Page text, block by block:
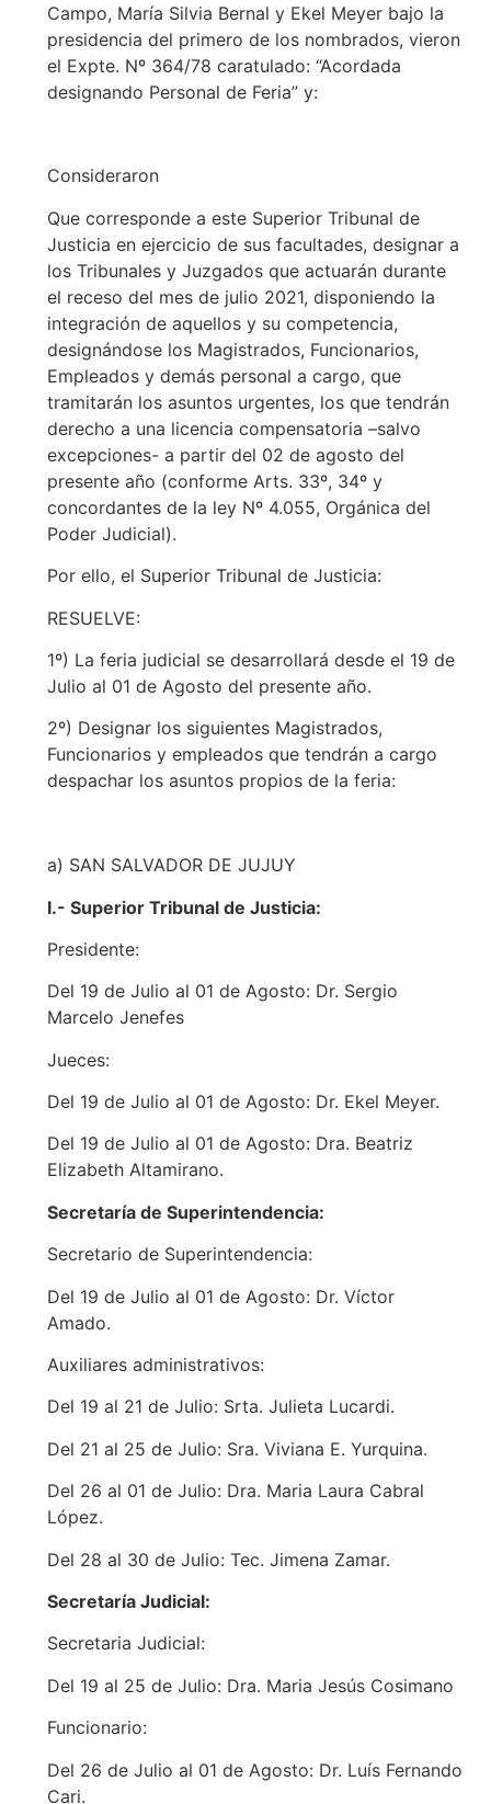
Campo, María Silvia Bernal y Ekel Meyer bajo la
presidencia del primero de los nombrados, vieron
el Expte. Nº 364/78 caratulado: “Acordada
designando Personal de Feria” y:
Consideraron
Que corresponde a este Superior Tribunal de
Justicia en ejercicio de sus facultades, designar a
los Tribunales y Juzgados que actuarán durante
el receso del mes de julio 2021, disponiendo la
integración de aquellos y su competencia,
designándose los Magistrados, Funcionarios,
Empleados y demás personal a cargo, que
tramitarán los asuntos urgentes, los que tendrán
derecho a una licencia compensatoria –salvo
excepciones- a partir del 02 de agosto del
presente año (conforme Arts. 33º, 34º y
concordantes de la ley Nº 4.055, Orgánica del
Poder Judicial).
Por ello, el Superior Tribunal de Justicia:
RESUELVE:
1º) La feria judicial se desarrollará desde el 19 de
Julio al 01 de Agosto del presente año.
2º) Designar los siguientes Magistrados,
Funcionarios y empleados que tendrán a cargo
despachar los asuntos propios de la feria:
a) SAN SALVADOR DE JUJUY
I.- Superior Tribunal de Justicia:
Presidente:
Del 19 de Julio al 01 de Agosto: Dr. Sergio
Marcelo Jenefes
Jueces:
Del 19 de Julio al 01 de Agosto: Dr. Ekel Meyer.
Del 19 de Julio al 01 de Agosto: Dra. Beatriz
Elizabeth Altamirano.
Secretaría de Superintendencia:
Secretario de Superintendencia:
Del 19 de Julio al 01 de Agosto: Dr. Víctor
Amado.
Auxiliares administrativos:
Del 19 al 21 de Julio: Srta. Julieta Lucardi.
Del 21 al 25 de Julio: Sra. Viviana E. Yurquina.
Del 26 al 01 de Julio: Dra. Maria Laura Cabral
López.
Del 28 al 30 de Julio: Tec. Jimena Zamar.
Secretaría Judicial:
Secretaria Judicial:
Del 19 al 25 de Julio: Dra. Maria Jesús Cosimano
Funcionario:
Del 26 de Julio al 01 de Agosto: Dr. Luís Fernando
Cari.